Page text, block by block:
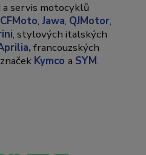
a servis motocyklů
CFMoto,Jawa, QJMotor,
, stylových italských
francouzských
Kymcoa SYM.